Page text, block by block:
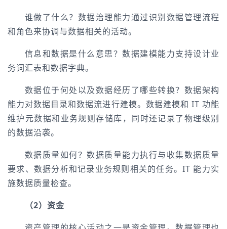
谁做了什么？数据治理能力通过识别数据管理流程
和角色来协调与数据相关的活动。
信息和数据是什么意思？数据建模能力支持设计业
务词汇表和数据字典。
数据位于何处以及数据经历了哪些转换？数据架构
能力对数据目录和数据流进行建模。数据建模和 IT 功能
维护元数据和业务规则存储库，同时还记录了物理级别
的数据沿袭。
数据质量如何？数据质量能力执行与收集数据质量
要求、数据分析和记录业务规则相关的任务。IT 能力实
施数据质量检查。
（2）资金